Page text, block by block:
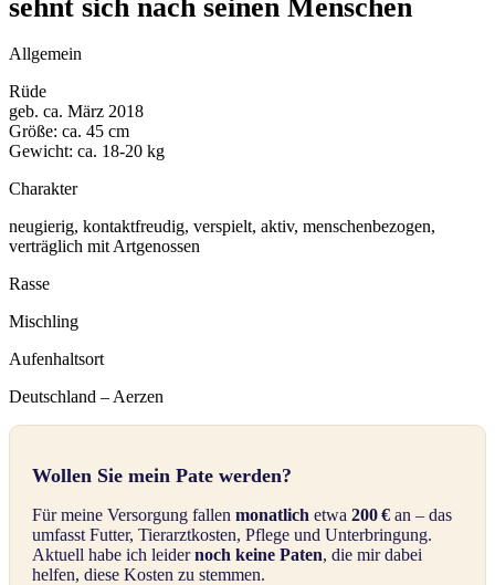
sehnt sich nach seinen Menschen
Allgemein
Rüde
geb. ca. März 2018
Größe: ca. 45 cm
Gewicht: ca. 18-20 kg
Charakter
neugierig, kontaktfreudig, verspielt, aktiv, menschenbezogen,
verträglich mit Artgenossen
Rasse
Mischling
Aufenhaltsort
Deutschland – Aerzen
Wollen Sie mein Pate werden?
Für meine Versorgung fallen monatlich etwa 200 € an – das
umfasst Futter, Tierarztkosten, Pflege und Unterbringung.
Aktuell habe ich leidernoch keine Paten, die mir dabei
helfen, diese Kosten zu stemmen.